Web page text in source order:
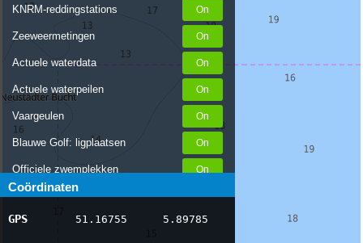
KNRM-reddingstations
Zeeweermetingen
Actuele waterdata
Actuele waterpeilen
Vaargeulen
Blauwe Golf: ligplaatsen
Officiele zwemplekken
Stremmingen/hinder
AIS scheepsposities
Coördinaten
GPS 51.16755 5.89785